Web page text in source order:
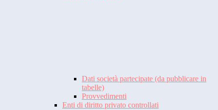
Dati società partecipate (da pubblicare in
tabelle)
Provvedimenti
Enti di diritto privato controllati